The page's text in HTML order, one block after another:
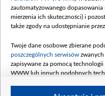
Dofinansowanie
Data podpisania
kwiecień 180 mln,
czerwca 90 mln)
Dofinansowanie
4 sierpnia 250 mln
zautomatyzowanego
mierzenia ich skuteczności) i
także zgody na udostępnianie
Twoje dane osobowe zbierane
poszczególnych serwisów zwanych
zapisywane za pomocą
WWW lub innych podobnych